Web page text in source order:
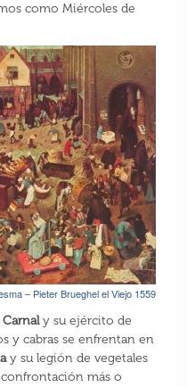
como Miércoles de
– Pieter Brueghel el Viejo 1559
Carnaly su ejército de
y cabras se enfrentan en
y su legión de vegetales
más o